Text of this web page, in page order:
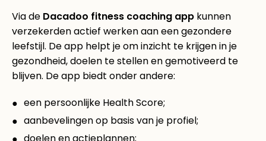
Via de Dacadoo fitness coaching app kunnen
verzekerden actief werken aan een gezondere
leefstijl. De app helpt je om inzicht te krijgen in je
gezondheid, doelen te stellen en gemotiveerd te
blijven. De app biedt onder andere:
een persoonlijke Health Score;
aanbevelingen op basis van je profiel;
doelen en actieplannen;